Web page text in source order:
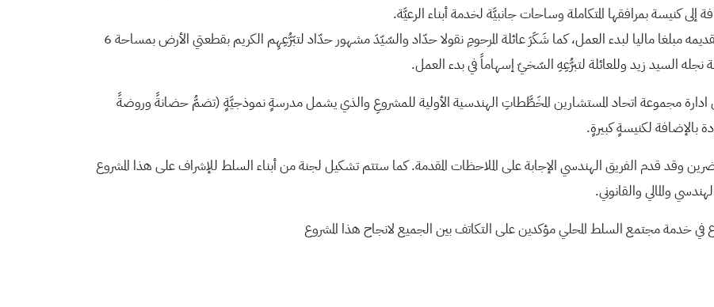
كنيسة بمرافقها المتكاملة وساحات جانبيَّة لخدمة أبناء الرعيَّة.
واعلن سيادته عن مباركة صاحب الغبطة لهذا المشروع وتقديمه مبلغا ماليا لبدء العمل، كما شَكَرَ عائلة المرحومِ نقولا حدّاد والسّيّدَ مشهور حدّاد لتبَرُّعِهِم الكريم بقطعتي الأرض بمساحة 6
السيد زيد وللعائلة لتبرُّعِهِ السّخيّ إسهاماً في بدء العمل.
مجموعة اتحاد المستشارين المخَطَّطاتِ الهندسية الأولية للمشروعِ والذي يشمل مدرسةٍ نموذجيَّةٍ (تضمُّ حضانةً وروضةً
بالإضافة لكنيسةٍ كبيرةٍ.
قدم الفريق الهندسي الإجابة على الملاحظات المقدمة. كما ستتم تشكيل لجنة من أبناء السلط للإشراف على هذا المشروع
والمالي والقانوني.
في خدمة مجتمع السلط المحلي مؤكدين على التكاتف بين الجميع لانجاح هذا المشروع